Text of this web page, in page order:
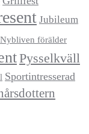
Jubileum
Nybliven förälder
Pysselkväll
Sportintresserad